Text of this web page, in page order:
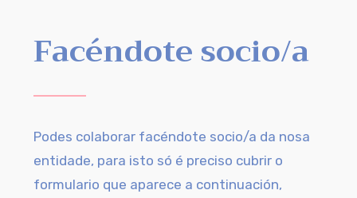
Facéndote socio/a
Podes colaborar facéndote socio/a da nosa
entidade, para isto só é preciso cubrir o
formulario que aparece a continuación,